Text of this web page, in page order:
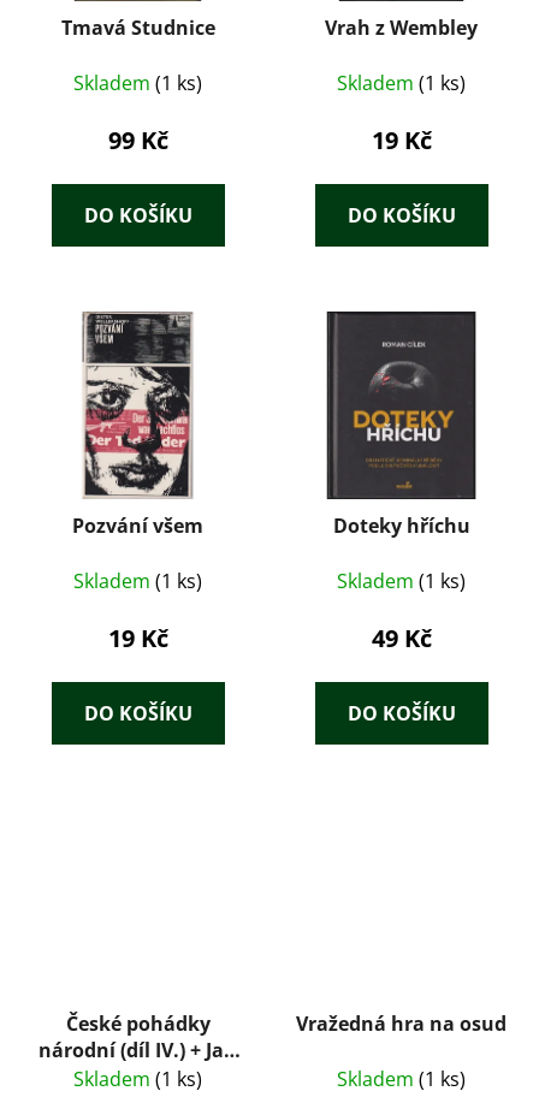
Tmavá Studnice
Skladem (1 ks)
99 Kč
DO KOŠÍKU
Vrah z Wembley
Skladem (1 ks)
19 Kč
DO KOŠÍKU
Pozvání všem
Skladem (1 ks)
19 Kč
DO KOŠÍKU
Doteky hříchu
Skladem (1 ks)
49 Kč
DO KOŠÍKU
České pohádky
národní (díl IV.) + Jan
Kollár: Slávy dcera
Skladem (1 ks)
Vražedná hra na osud
Skladem (1 ks)